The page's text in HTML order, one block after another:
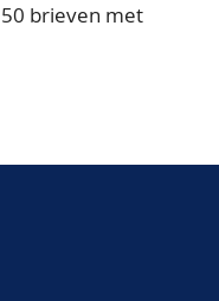
50 brieven met